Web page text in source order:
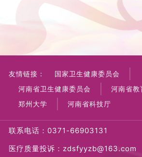
友情链接：
国家卫生健康委员会
河南省卫生健康委员会
河南省教
郑州大学
河南省科技厅
联系电话：0371-66903131
医疗质量投诉：zdsfyyzb@163.com